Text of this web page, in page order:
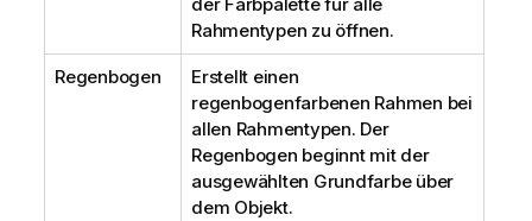
Rahmentypen zu öffnen.
Regenbogen
Erstellt einen
regenbogenfarbenen Rahmen bei
allen Rahmentypen. Der
Regenbogen beginnt mit der
ausgewählten Grundfarbe über
dem Objekt.